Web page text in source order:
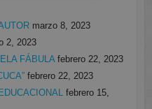
marzo 8, 2023
2, 2023
FÁBULA febrero 22, 2023
febrero 22, 2023
febrero 15,